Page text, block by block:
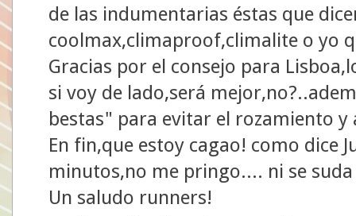
de las indumentarias éstas que
coolmax,climaproof,climalite o yo
Gracias por el consejo para
si voy de lado,será
bestas" para evitar el rozamiento y
En fin,que estoy cagao! como dice
minutos,no me pringo.... ni se suda
Un saludo runners!